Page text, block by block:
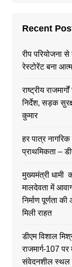
Recent
रीप परियोजना
रेस्टोरेंट बना
राष्ट्रीय
निर्देश, सड़क
कुमार
हर पात्र
प्राथमिकता –
मुख्यमंत्री धामी
मालदेवता में
निर्माण पूर्णता
मिली राहत
डीएम विशाल
राजमार्ग-107
संवेदनशील स्थल